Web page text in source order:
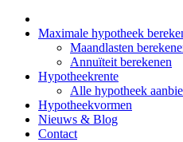
Maximale hypotheek
Maandlasten
Annuïteit berekenen
Hypotheekrente
Alle hypotheek
Hypotheekvormen
Nieuws & Blog
Contact